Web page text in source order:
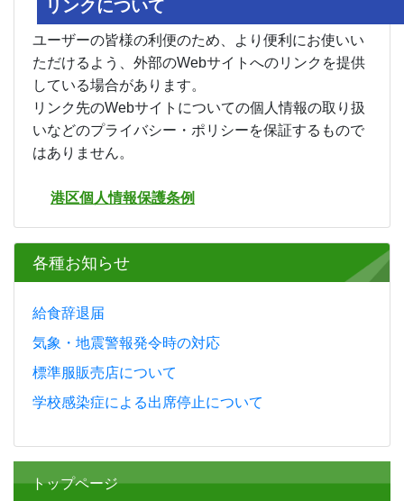
各種お知らせ
給食辞退届
気象・地震警報発令時の対応
標準服販売店について
学校感染症による出席停止について
トップページ
リンクについて
ユーザーの皆様の利便のため、より便利にお使いい
ただけるよう、外部のWebサイトへのリンクを提供
している場合があります。
リンク先のWebサイトについての個人情報の取り扱
いなどのプライバシー・ポリシーを保証するもので
はありません。
港区個人情報保護条例